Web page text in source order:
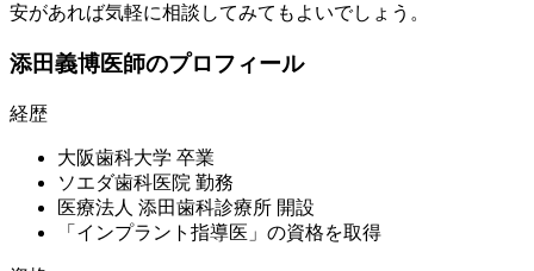
安があれば気軽に相談してみてもよいでしょう。
添田義博医師のプロフィール
経歴
大阪歯科大学 卒業
ソエダ歯科医院 勤務
医療法人 添田歯科診療所 開設
「インプラント指導医」の資格を取得